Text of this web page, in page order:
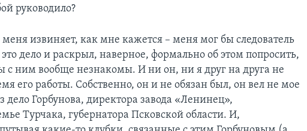
руководило?
меня извиняет, как мне кажется – меня мог бы следователь
дело и раскрыл, наверное, формально об этом попросить,
с ним вообще незнакомы. И ни он, ни я друг на друга не
его работы. Собственно, он и не обязан был, он вел не мое
дело Горбунова, директора завода «Ленинец»,
Турчака, губернатора Псковской области. И,